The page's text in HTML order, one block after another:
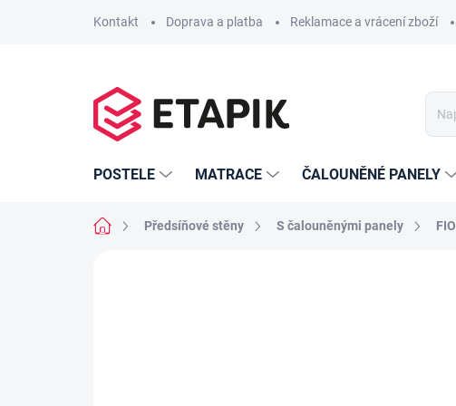
Kontakt Doprava a platba Reklamace a vrácení zboží
POSTELE MATRACE ČALOUNĚNÉ PANELY
Domů Předsíňové stěny S čalouněnými panely FIO